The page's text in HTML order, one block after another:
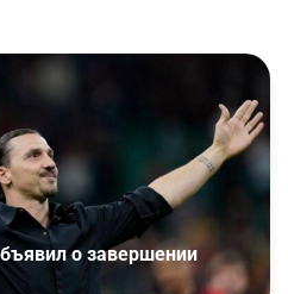
о завершении